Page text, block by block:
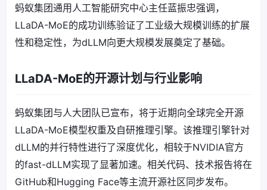
蚂蚁集团通用人工智能研究中心主任蓝振忠强调，
LLaDA-MoE的成功训练验证了工业级大规模训练的扩展
性和稳定性，为dLLM向更大规模发展奠定了基础。
LLaDA-MoE的开源计划与行业影响
蚂蚁集团与人大团队已宣布，将于近期向全球完全开源
LLaDA-MoE模型权重及自研推理引擎。该推理引擎针对
dLLM的并行特性进行了深度优化，相较于NVIDIA官方
的fast-dLLM实现了显著加速。相关代码、技术报告将在
GitHub和Hugging Face等主流开源社区同步发布。